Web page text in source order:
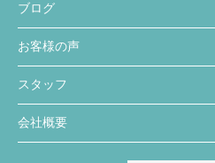
ブログ
お客様の声
スタッフ
会社概要